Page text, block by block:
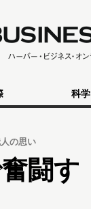
科学
の思い
闘す